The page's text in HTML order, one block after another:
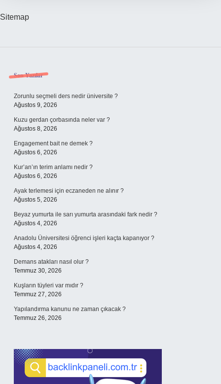
Sitemap
Sidebar
Son Yazılar
Zorunlu seçmeli ders nedir üniversite ?
Ağustos 9, 2026
Kuzu gerdan çorbasında neler var ?
Ağustos 8, 2026
Engagement bait ne demek ?
Ağustos 6, 2026
Kur’an’ın terim anlamı nedir ?
Ağustos 6, 2026
Ayak terlemesi için eczaneden ne alınır ?
Ağustos 5, 2026
Beyaz yumurta ile sarı yumurta arasındaki fark nedir ?
Ağustos 4, 2026
Anadolu Üniversitesi öğrenci işleri kaçta kapanıyor ?
Ağustos 4, 2026
Demans atakları nasıl olur ?
Temmuz 30, 2026
Kuşların tüyleri var mıdır ?
Temmuz 27, 2026
Yapılandırma kanunu ne zaman çıkacak ?
Temmuz 26, 2026